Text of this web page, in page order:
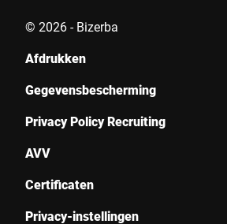
© 2026 - Bizerba
Afdrukken
Gegevensbescherming
Privacy Policy Recruiting
AVV
Certificaten
Privacy-instellingen